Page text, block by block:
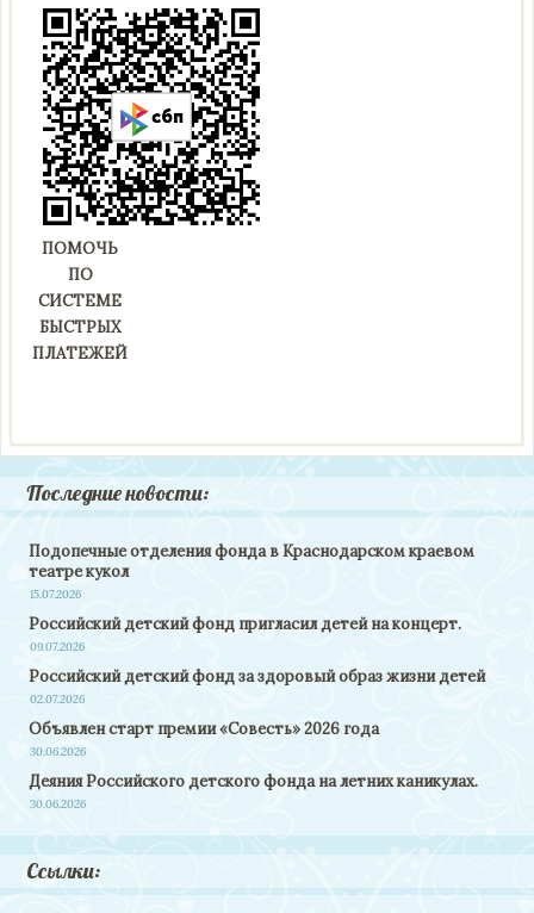
ПОМОЧЬ
ПО
СИСТЕМЕ
БЫСТРЫХ
ПЛАТЕЖЕЙ
Последние новости:
Подопечные отделения фонда в Краснодарском краевом
театре кукол
15.07.2026
Российский детский фонд пригласил детей на концерт.
09.07.2026
Российский детский фонд за здоровый образ жизни детей
02.07.2026
Объявлен старт премии «Совесть» 2026 года
30.06.2026
Деяния Российского детского фонда на летних каникулах.
30.06.2026
Ссылки: